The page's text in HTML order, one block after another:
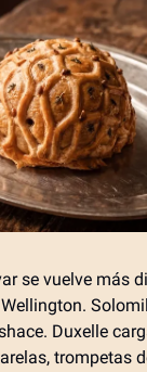
se vuelve más
Duxelle
trompetas